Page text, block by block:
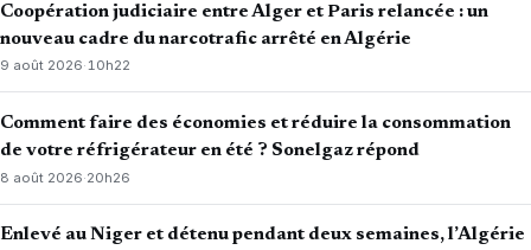
Coopération judiciaire entre Alger et Paris relancée : un
nouveau cadre du narcotrafic arrêté en Algérie
9 août 2026·10h22
Comment faire des économies et réduire la consommation
de votre réfrigérateur en été ? Sonelgaz répond
8 août 2026·20h26
Enlevé au Niger et détenu pendant deux semaines, l’Algérie